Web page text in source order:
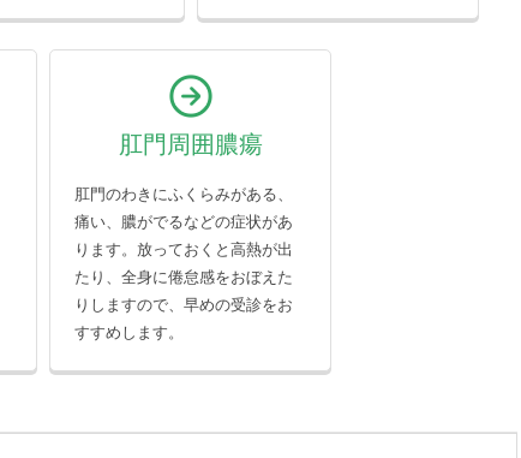
肛門周囲膿瘍
肛門のわきにふくらみがある、
痛い、膿がでるなどの症状があ
ります。放っておくと高熱が出
たり、全身に倦怠感をおぼえた
りしますので、早めの受診をお
すすめします。